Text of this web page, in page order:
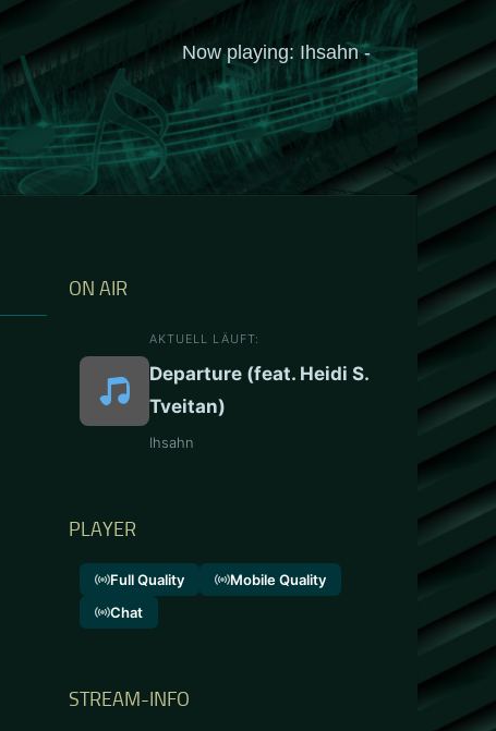
ON AIR
AKTUELL LÄUFT:
Departure (feat. Heidi S.
Tveitan)
Ihsahn
PLAYER
Full Quality
Mobile Quality
Chat
STREAM-INFO